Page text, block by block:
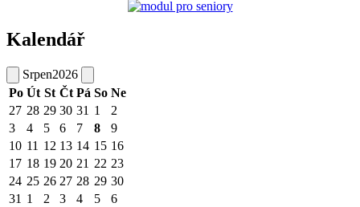
Kalendář
Srpen2026
Po Út St Čt Pá So Ne
27 28 29 30 31 1
2
3
4 5 6 7 8
9
10 11 12 13 14 15 16
17 18 19 20 21 22 23
24 25 26 27 28 29 30
31 1 2 3 4 5 6